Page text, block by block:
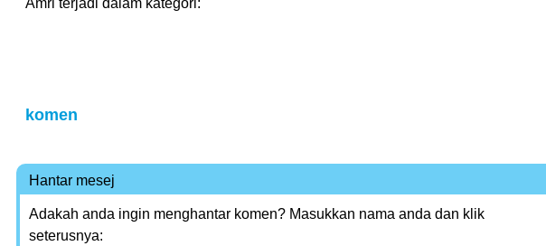
Amri terjadi dalam kategori:
komen
Hantar mesej
Adakah anda ingin menghantar komen? Masukkan nama anda dan klik
seterusnya: